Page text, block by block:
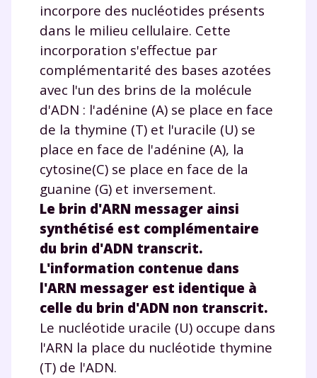
incorpore des nucléotides présents
dans le milieu cellulaire. Cette
incorporation s'effectue par
complémentarité des bases azotées
avec l'un des brins de la molécule
d'ADN : l'adénine (A) se place en face
de la thymine (T) et l'uracile (U) se
place en face de l'adénine (A), la
cytosine(C) se place en face de la
guanine (G) et inversement.
Le brin d'ARN messager ainsi
synthétisé est complémentaire
du brin d'ADN transcrit.
L'information contenue dans
l'ARN messager est identique à
celle du brin d'ADN non transcrit.
Le nucléotide uracile (U) occupe dans
l'ARN la place du nucléotide thymine
(T) de l'ADN.